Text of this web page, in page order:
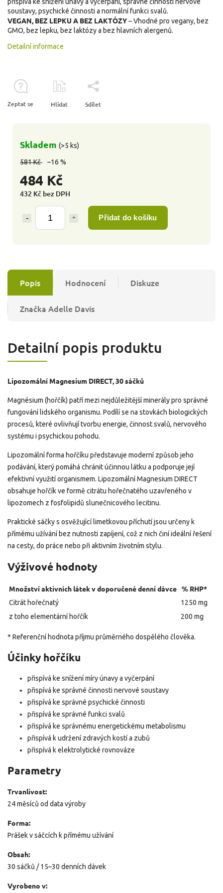
581 Kč –16 %
484 Kč
432 Kč bez DPH
Přidat do košíku
Skladem (>5 ks)
soustavy, psychické činnosti a normální funkci svalů.
VEGAN, BEZ LEPKU A BEZ LAKTÓZY– Vhodné pro vegany, bez
GMO, bez lepku, bez laktózy a bez hlavních alergenů.
Detailní informace
Zeptat se Hlídat Sdílet
Popis Hodnocení Diskuze
Značka Adelle Davis
Detailní popis produktu
Lipozomální Magnesium DIRECT, 30 sáčků
Magnésium (hořčík) patří mezi nejdůležitější minerály pro správné
fungování lidského organismu. Podílí se na stovkách biologických
procesů, které ovlivňují tvorbu energie, činnost svalů, nervového
systému i psychickou pohodu.
Lipozomální forma hořčíku představuje moderní způsob jeho
podávání, který pomáhá chránit účinnou látku a podporuje její
efektivní využití organismem. Lipozomální Magnesium DIRECT
obsahuje hořčík ve formě citrátu hořečnatého uzavřeného v
lipozomech z fosfolipidů slunečnicového lecitinu.
Praktické sáčky s osvěžující limetkovou příchutí jsou určeny k
přímému užívání bez nutnosti zapíjení, což z nich činí ideální řešení
na cesty, do práce nebo při aktivním životním stylu.
Výživové hodnoty
Množství aktivních látek v doporučené denní dávce % RHP*
Citrát hořečnatý
1250 mg
z toho elementární hořčík
200 mg
* Referenční hodnota příjmu průměrného dospělého člověka.
Účinky hořčíku
přispívá ke snížení míry únavy a vyčerpání
přispívá ke správné činnosti nervové soustavy
přispívá ke správné psychické činnosti
přispívá ke správné funkci svalů
přispívá ke správnému energetickému metabolismu
přispívá k udržení zdravých kostí a zubů
přispívá k elektrolytické rovnováze
Parametry
Trvanlivost:
24 měsíců od data výroby
Forma:
Prášek v sáčcích k přímému užívání
Obsah:
30 sáčků / 15–30 denních dávek
Vyrobeno v: